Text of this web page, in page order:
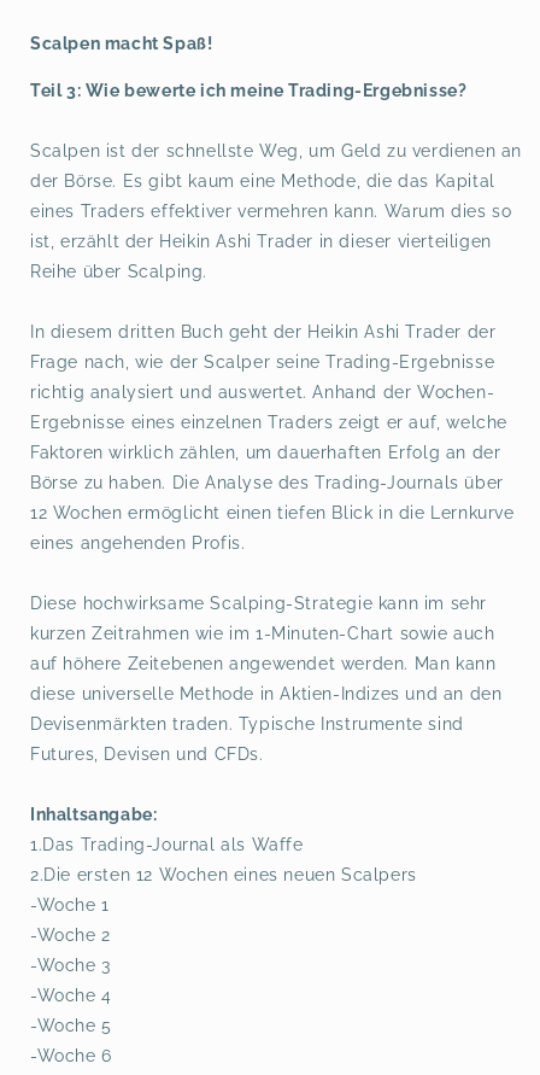
Scalpen macht Spaß!
Teil 3: Wie bewerte ich meine Trading-Ergebnisse?
Scalpen ist der schnellste Weg, um Geld zu verdienen an
der Börse. Es gibt kaum eine Methode, die das Kapital
eines Traders effektiver vermehren kann. Warum dies so
ist, erzählt der Heikin Ashi Trader in dieser vierteiligen
Reihe über Scalping.
In diesem dritten Buch geht der Heikin Ashi Trader der
Frage nach, wie der Scalper seine Trading-Ergebnisse
richtig analysiert und auswertet. Anhand der Wochen-
Ergebnisse eines einzelnen Traders zeigt er auf, welche
Faktoren wirklich zählen, um dauerhaften Erfolg an der
Börse zu haben. Die Analyse des Trading-Journals über
12 Wochen ermöglicht einen tiefen Blick in die Lernkurve
eines angehenden Profis.
Diese hochwirksame Scalping-Strategie kann im sehr
kurzen Zeitrahmen wie im 1-Minuten-Chart sowie auch
auf höhere Zeitebenen angewendet werden. Man kann
diese universelle Methode in Aktien-Indizes und an den
Devisenmärkten traden. Typische Instrumente sind
Futures, Devisen und CFDs.
Inhaltsangabe:
1.Das Trading-Journal als Waffe
2.Die ersten 12 Wochen eines neuen Scalpers
-Woche 1
-Woche 2
-Woche 3
-Woche 4
-Woche 5
-Woche 6